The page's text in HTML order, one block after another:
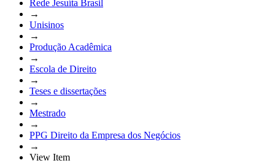
Rede Jesuíta Brasil
→
Unisinos
→
Produção Acadêmica
→
Escola de Direito
→
Teses e dissertações
→
Mestrado
→
PPG Direito da Empresa dos Negócios
→
View Item